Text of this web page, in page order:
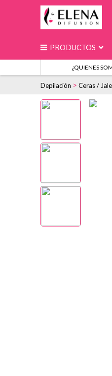
PRODUCTOS
¿QUIENES
Depilación > Ceras /